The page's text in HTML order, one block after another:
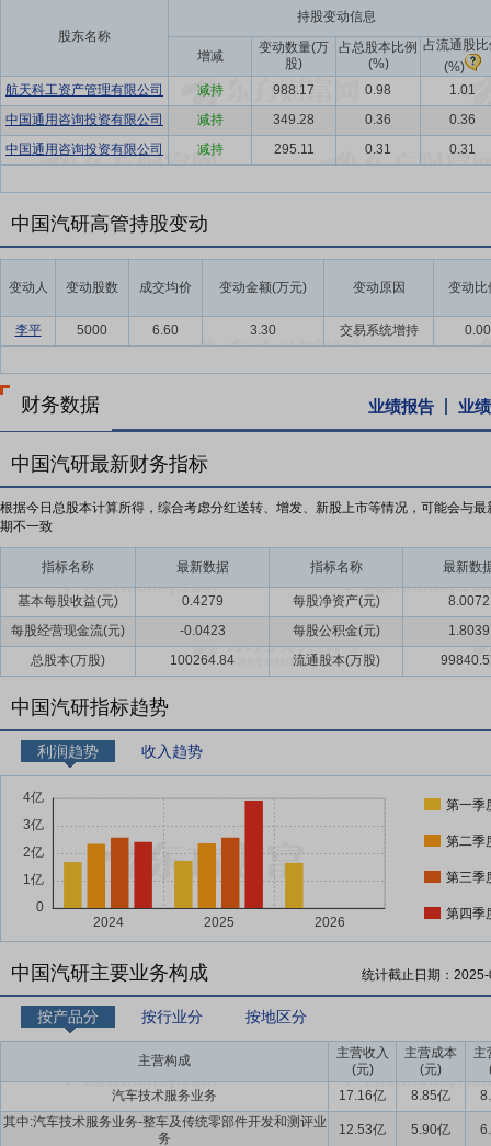
股东名称
持股变动信息
增减
变动数量(万
股)
占总股本比例
(%)
占流通股
(%)
航天科工资产管理有限公司
减持 988.17 0.98
1.01
中国通用咨询投资有限公司
减持 349.28 0.36
0.36
中国通用咨询投资有限公司
减持 295.11 0.31 0.31
中国汽研高管持股变动
变动人 变动股数 成交均价 变动金额(万元) 变动原因 变动
李平 5000 6.60 3.30 交易系统增持
财务数据 业绩报告 业
中国汽研最新财务指标
根据今日总股本计算所得，综合考虑分红送转、增发、新股上市等情况，可能会与最
期不一致
指标名称 最新数据 指标名称 最新数
基本每股收益(元) 0.4279 每股净资产(元)
8.0072
每股经营现金流(元)
-0.0423 每股公积金(元)
1.8039
总股本(万股)
100264.84 流通股本(万股)
中国汽研指标趋势
利润趋势 收入趋势
第一季
第二季
第三季
第四季
中国汽研主要业务构成 统计截止日期：
按产品分 按行业分 按地区分
主营构成
主营收入
(元)
主营成本
(元)
主
汽车技术服务业务
17.16亿 8.85亿
其中:汽车技术服务业务-整车及传统零部件开发和测评业
务
12.53亿 5.90亿